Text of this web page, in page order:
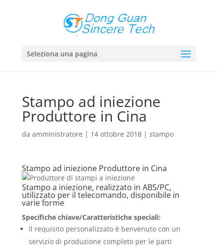
Seleziona una pagina
Stampo ad iniezione
Produttore in Cina
da amministratore | 14 ottobre 2018| stampo
Stampo ad iniezione Produttore in Cina
Stampo a iniezione, realizzato in ABS/PC,
utilizzato per il telecomando, disponibile in
varie forme
Specifiche chiave/Caratteristiche speciali:
Il requisito personalizzato è benvenuto con un
servizio di produzione completo per le parti